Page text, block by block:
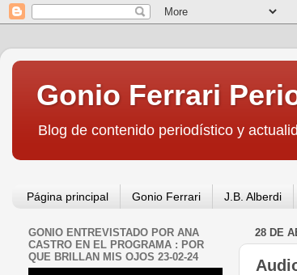
Gonio Ferrari
Blog de contenido periodístico y
Página principal Gonio Ferrari J.B. Alberdi
28 DE
GONIO ENTREVISTADO POR ANA
CASTRO EN EL PROGRAMA : POR
QUE BRILLAN MIS OJOS 23-02-24